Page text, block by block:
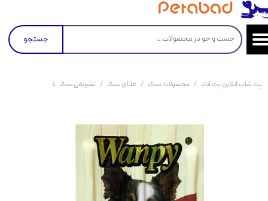
جستجو
پت شاپ آنلاین پت آباد محصولات سگ غذای سگ تشویقی سگ